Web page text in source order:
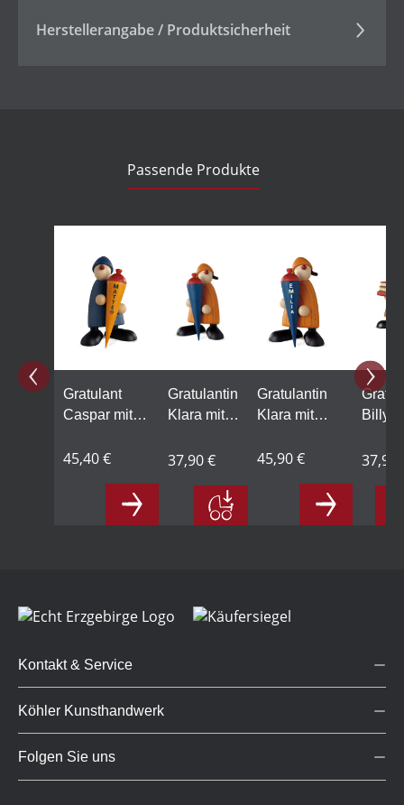
Herstellerangabe / Produktsicherheit
Passende Produkte
Gratulant
Caspar mit
blau,
45,40 €
Gratulantin
Klara mit
gelb
37,90 €
Gratulantin
Klara mit
gelb,
45,90 €
Billy
gelb
37,90
Kontakt & Service
Köhler Kunsthandwerk
Folgen Sie uns